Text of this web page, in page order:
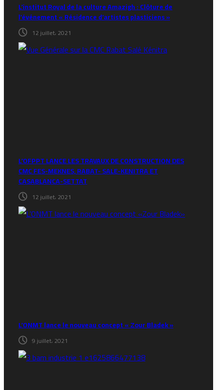
L’institut Royal de la culture Amazigh : Clôture de
l’événement « Résidence d’artistes plasticiens »
12 juillet، 2021
L’OFPPT LANCE LES TRAVAUX DE CONSTRUCTION DES
CMC FES-MEKNES, RABAT- SALE-KENITRA ET
CASABLANCA-SETTAT
12 juillet، 2021
L’ONMT lance le nouveau concept « Zour Bladek »
9 juillet، 2021